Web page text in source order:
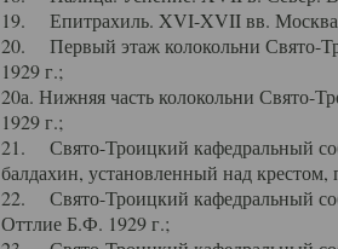
19. Епитрахиль. XVI-XVII вв.
20. Первый этаж колокольни Свято-
1929 г.;
20а. Нижняя часть колокольни Свято-
1929 г.;
21. Свято-Троицкий кафедральный
балдахин, установленный над
22. Свято-Троицкий кафедральный
Оттлие Б.Ф. 1929 г.;